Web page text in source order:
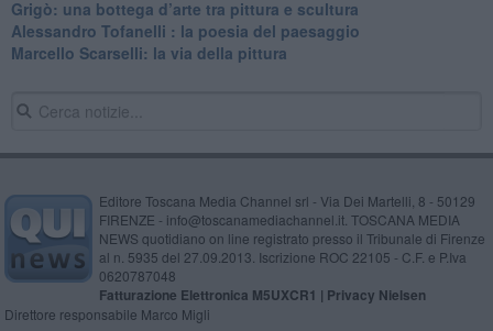
Grigò: una bottega d’arte tra pittura e scultura
Alessandro Tofanelli : la poesia del paesaggio
​Marcello Scarselli: la via della pittura
Editore Toscana Media Channel srl - Via Dei Martelli, 8 - 50129
FIRENZE - info@toscanamediachannel.it. TOSCANA MEDIA
NEWS quotidiano on line registrato presso il Tribunale di Firenze
al n. 5935 del 27.09.2013. Iscrizione ROC 22105 - C.F. e P.Iva
0620787048
Fatturazione Elettronica M5UXCR1 | Privacy Nielsen
Direttore responsabile Marco Migli